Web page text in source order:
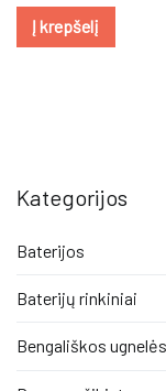
Į krepšelį
Kategorijos
Baterijos
Baterijų rinkiniai
Bengališkos ugnelės